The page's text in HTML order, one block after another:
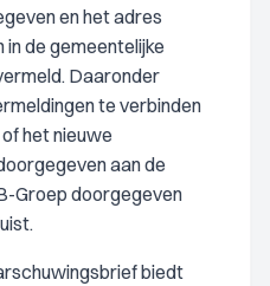
en het adres
de gemeentelijke
Daaronder
te verbinden
het nieuwe
aan de
Groep doorgegeven
biedt